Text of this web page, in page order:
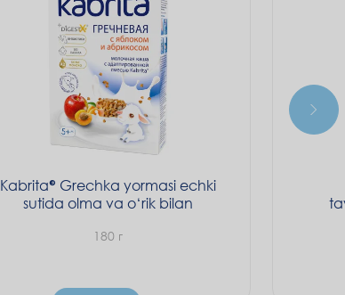
Kabrita
Grechka yormasi echki
sutida olma va o‘rik bilan
180 г